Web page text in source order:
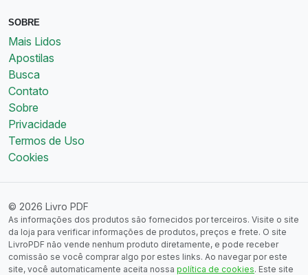
SOBRE
Mais Lidos
Apostilas
Busca
Contato
Sobre
Privacidade
Termos de Uso
Cookies
© 2026 Livro PDF
As informações dos produtos são fornecidos por terceiros. Visite o site
da loja para verificar informações de produtos, preços e frete. O site
LivroPDF não vende nenhum produto diretamente, e pode receber
comissão se você comprar algo por estes links. Ao navegar por este
site, você automaticamente aceita nossa política de cookies. Este site